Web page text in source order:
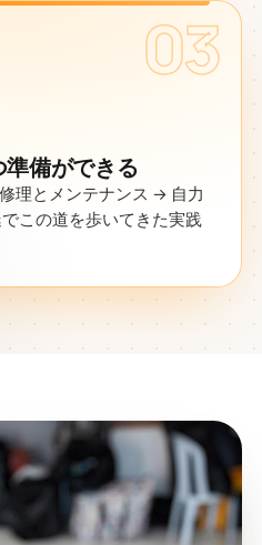
03
備ができる
理とメンテナンス → 自力
この道を歩いてきた実践